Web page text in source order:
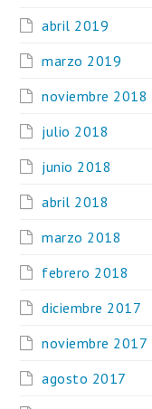
abril 2019
marzo 2019
noviembre 2018
julio 2018
junio 2018
abril 2018
marzo 2018
febrero 2018
diciembre 2017
noviembre 2017
agosto 2017